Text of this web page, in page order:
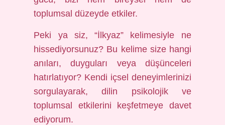
toplumsal düzeyde etkiler.
Peki ya siz, “İlkyaz” kelimesiyle ne
hissediyorsunuz? Bu kelime size hangi
anıları, duyguları veya düşünceleri
hatırlatıyor? Kendi içsel deneyimlerinizi
sorgulayarak, dilin psikolojik ve
toplumsal etkilerini keşfetmeye davet
ediyorum.